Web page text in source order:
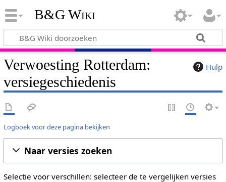
B&G Wiki
Hulp
Verwoesting Rotterdam:
versiegeschiedenis
Logboek voor deze pagina bekijken
Naar versies zoeken
Selectie voor verschillen: selecteer de te vergelijken versies